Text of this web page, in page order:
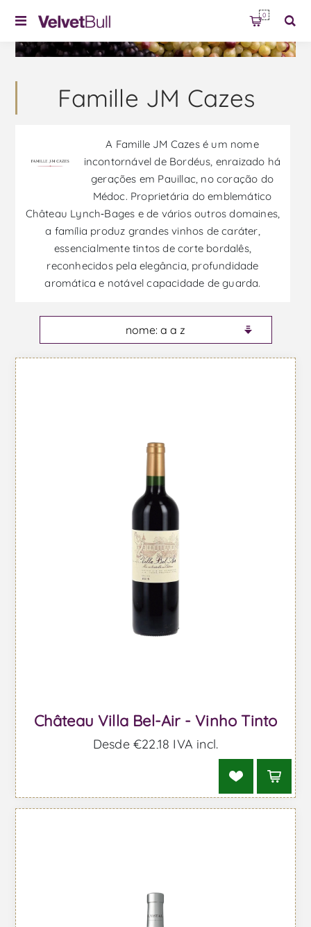
0
Famille JM Cazes
A Famille JM Cazes é um nome
incontornável de Bordéus, enraizado há
gerações em Pauillac, no coração do
Médoc. Proprietária do emblemático
Château Lynch‑Bages e de vários outros domaines,
a família produz grandes vinhos de caráter,
essencialmente tintos de corte bordalês,
reconhecidos pela elegância, profundidade
aromática e notável capacidade de guarda.
Château Villa Bel-Air - Vinho Tinto
Desde €22,18 IVA incl.